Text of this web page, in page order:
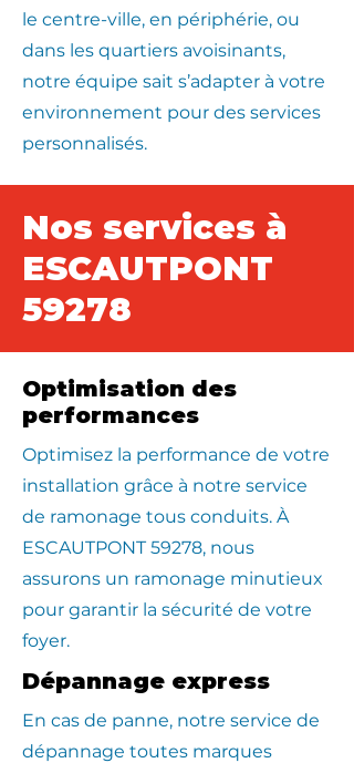
le centre-ville, en périphérie, ou
dans les quartiers avoisinants,
notre équipe sait s’adapter à votre
environnement pour des services
personnalisés.
Nos services à
ESCAUTPONT
59278
Optimisation des
performances
Optimisez la performance de votre
installation grâce à notre service
de ramonage tous conduits. À
ESCAUTPONT 59278, nous
assurons un ramonage minutieux
pour garantir la sécurité de votre
foyer.
Dépannage express
En cas de panne, notre service de
dépannage toutes marques